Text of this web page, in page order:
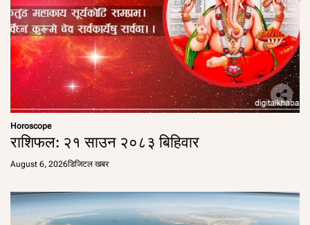
Horoscope
राशिफल: २१ साउन २०८३ बिहिवार
August 6, 2026डिजिटल खबर